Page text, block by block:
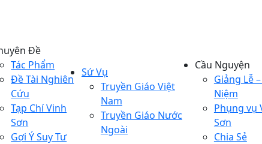
Đề
Tác Phẩm
Đề Tài Nghiên
Cứu
Tạp Chí Vinh
Sơn
Gợi Ý Suy Tư
Sứ Vụ
Truyền Giáo Việt
Nam
Truyền Giáo Nước
Ngoài
Cầu Nguyện
Giảng Lễ
Niệm
Phụng vụ
Sơn
Chia Sẻ